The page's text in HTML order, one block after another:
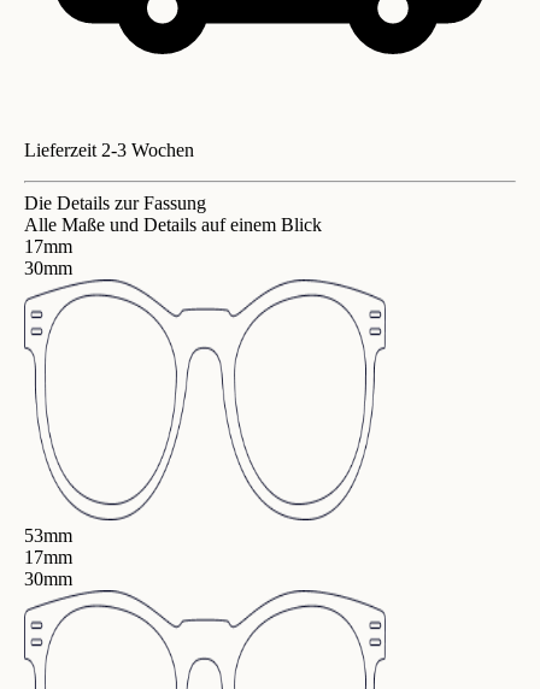
Lieferzeit 2-3 Wochen
Die Details zur Fassung
Alle Maße und Details auf einem Blick
17mm
30mm
53mm
17mm
30mm